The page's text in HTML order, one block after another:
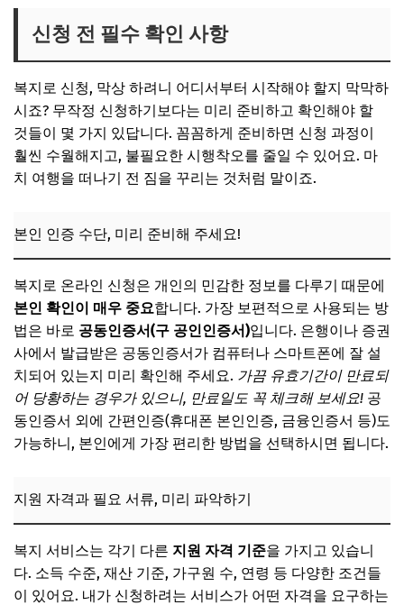
신청 전 필수 확인 사항
복지로 신청, 막상 하려니 어디서부터 시작해야 할지 막막하
시죠? 무작정 신청하기보다는 미리 준비하고 확인해야 할
것들이 몇 가지 있답니다. 꼼꼼하게 준비하면 신청 과정이
훨씬 수월해지고, 불필요한 시행착오를 줄일 수 있어요. 마
치 여행을 떠나기 전 짐을 꾸리는 것처럼 말이죠.
본인 인증 수단, 미리 준비해 주세요!
복지로 온라인 신청은 개인의 민감한 정보를 다루기 때문에
본인 확인이 매우 중요합니다. 가장 보편적으로 사용되는 방
법은 바로 공동인증서(구 공인인증서)입니다. 은행이나 증권
사에서 발급받은 공동인증서가 컴퓨터나 스마트폰에 잘 설
치되어 있는지 미리 확인해 주세요. 가끔 유효기간이 만료되
어 당황하는 경우가 있으니, 만료일도 꼭 체크해 보세요! 공
동인증서 외에 간편인증(휴대폰 본인인증, 금융인증서 등)도
가능하니, 본인에게 가장 편리한 방법을 선택하시면 됩니다.
지원 자격과 필요 서류, 미리 파악하기
복지 서비스는 각기 다른 지원 자격 기준을 가지고 있습니
다. 소득 수준, 재산 기준, 가구원 수, 연령 등 다양한 조건들
이 있어요. 내가 신청하려는 서비스가 어떤 자격을 요구하는